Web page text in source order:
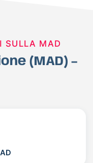
SULLA MAD
(MAD) –